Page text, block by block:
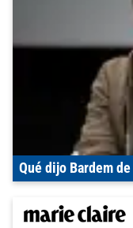
Qué dijo Bardem